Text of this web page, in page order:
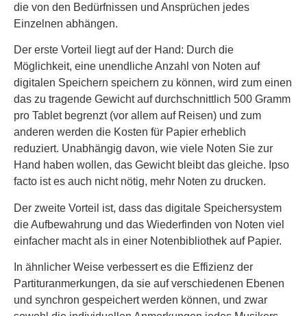
die von den Bedürfnissen und Ansprüchen jedes
Einzelnen abhängen.
Der erste Vorteil liegt auf der Hand: Durch die
Möglichkeit, eine unendliche Anzahl von Noten auf
digitalen Speichern speichern zu können, wird zum einen
das zu tragende Gewicht auf durchschnittlich 500 Gramm
pro Tablet begrenzt (vor allem auf Reisen) und zum
anderen werden die Kosten für Papier erheblich
reduziert. Unabhängig davon, wie viele Noten Sie zur
Hand haben wollen, das Gewicht bleibt das gleiche. Ipso
facto ist es auch nicht nötig, mehr Noten zu drucken.
Der zweite Vorteil ist, dass das digitale Speichersystem
die Aufbewahrung und das Wiederfinden von Noten viel
einfacher macht als in einer Notenbibliothek auf Papier.
In ähnlicher Weise verbessert es die Effizienz der
Partituranmerkungen, da sie auf verschiedenen Ebenen
und synchron gespeichert werden können, und zwar